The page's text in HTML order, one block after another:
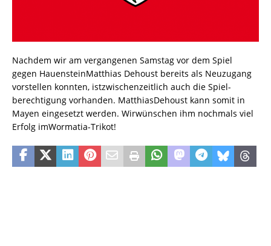
Nachdem wir am vergangenen Samstag vor dem Spiel
gegen HauensteinMatthias Dehoust bereits als Neuzugang
vorstellen konnten, istzwischenzeitlich auch die Spiel-
berechtigung vorhanden. MatthiasDehoust kann somit in
Mayen eingesetzt werden. Wirwünschen ihm nochmals viel
Erfolg imWormatia-Trikot!